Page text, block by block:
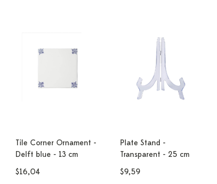
Tile Corner Ornament -
Delft blue - 13 cm
$16,04
Plate Stand -
Transparent - 25 cm
$9,59